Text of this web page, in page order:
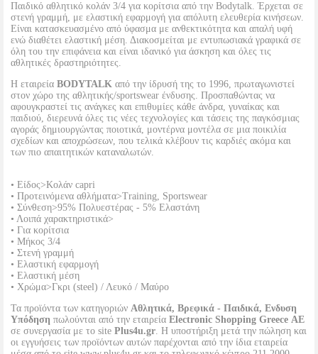
Παιδικό αθλητικό κολάν 3/4 για κορίτσια από την Bodytalk. Έρχεται σε
στενή γραμμή, με ελαστική εφαρμογή για απόλυτη ελευθερία κινήσεων.
Είναι κατασκευασμένο από ύφασμα με ανθεκτικότητα και απαλή υφή
ενώ διαθέτει ελαστική μέση. Διακοσμείται με εντυπωσιακά γραφικά σε
όλη του την επιφάνεια και είναι ιδανικό για άσκηση και όλες τις
αθλητικές δραστηριότητες.
Η εταιρεία BODYTALK από την ίδρυσή της το 1996, πρωταγωνιστεί
στον χώρο της αθλητικής/sportswear ένδυσης. Προσπαθώντας να
αφουγκραστεί τις ανάγκες και επιθυμίες κάθε άνδρα, γυναίκας και
παιδιού, διερευνά όλες τις νέες τεχνολογίες και τάσεις της παγκόσμιας
αγοράς δημιουργώντας ποιοτικά, μοντέρνα μοντέλα σε μια ποικιλία
σχεδίων και αποχρώσεων, που τελικά κλέβουν τις καρδιές ακόμα και
των πιο απαιτητικών καταναλωτών.
• Είδος>Κολάν capri
• Προτεινόμενα αθλήματα>Training, Sportswear
• Σύνθεση>95% Πολυεστέρας - 5% Ελαστάνη
• Λοιπά χαρακτηριστικά>
• Για κορίτσια
• Μήκος 3/4
• Στενή γραμμή
• Ελαστική εφαρμογή
• Ελαστική μέση
• Χρώμα>Γκρι (steel) / Λευκό / Μαύρο
Τα προϊόντα των κατηγοριών Αθλητικά, Βρεφικά - Παιδικά, Ενδυση
Υπόδηση πωλούνται από την εταιρεία Electronic Shopping Greece ΑΕ
σε συνεργασία με το site Plus4u.gr. Η υποστήριξη μετά την πώληση και
οι εγγυήσεις των προϊόντων αυτών παρέχονται από την ίδια εταιρεία